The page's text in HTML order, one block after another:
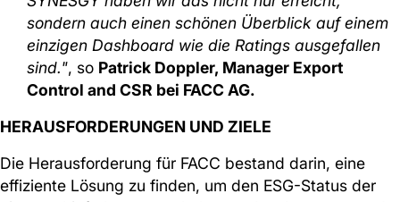
sondern auch einen schönen Überblick auf einem
einzigen Dashboard wie die Ratings ausgefallen
sind.", so Patrick Doppler, Manager Export
Control and CSR bei FACC AG.
HERAUSFORDERUNGEN UND ZIELE
Die Herausforderung für FACC bestand darin, eine
effiziente Lösung zu finden, um den ESG-Status der